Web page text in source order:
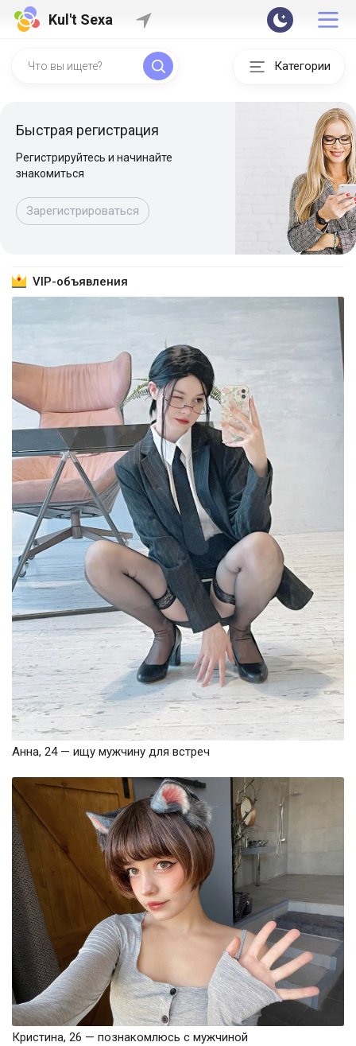
Kul't Sexa
Категории
Быстрая регистрация
Регистрируйтесь и начинайте
знакомиться
Зарегистрироваться
VIP-объявления
Анна, 24 — ищу мужчину для встреч
Кристина, 26 — познакомлюсь с мужчиной